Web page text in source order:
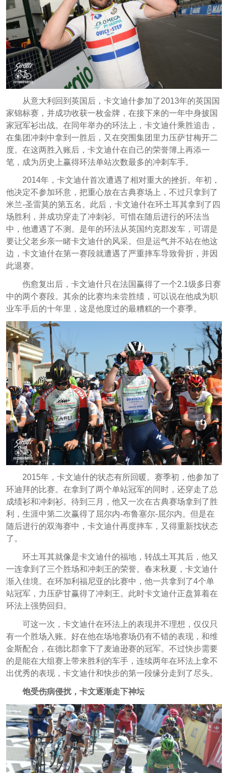
从意大利回到英国后，卡文迪什参加了2013年的英国国
家锦标赛，并成功收获一枚金牌，在接下来的一年中身披国
家冠军衫出战。在同年举办的环法上，卡文迪什乘胜追击，
在集团冲刺中拿到一胜后，又在突围集团里力压萨甘梅开二
度。在这两胜入账后，卡文迪什在自己的荣誉簿上再添一
笔，成为历史上赢得环法单站次数最多的冲刺车手。
2014年，卡文迪什首次遭遇了相对重大的挫折。年初，
他决定不参加环意，把重心放在古典赛场上，不过只拿到了
米兰-圣雷莫的第五名。此后，卡文迪什在环土耳其拿到了四
场胜利，并成功穿走了冲刺衫。可惜在随后进行的环法当
中，他遭遇了不测。是年的环法从英国约克郡发车，可谓是
要让父老乡亲一睹卡文迪什的风采。但是运气并不站在他这
边，卡文迪什在第一赛段就遭遇了严重摔车导致骨折，并因
此退赛。
伤愈复出后，卡文迪什只在法国赢得了一个2.1级多日赛
中的两个赛段。其余的比赛均未尝胜绩，可以说在他成为职
业车手后的十年里，这是他度过的最糟糕的一个赛季。
2015年，卡文迪什的状态有所回暖。赛季初，他参加了
环迪拜的比赛。在拿到了两个单站冠军的同时，还穿走了总
成绩衫和冲刺衫。待到三月，他又一次在古典赛场拿到了胜
利，生涯中第二次赢得了屈尔内-布鲁塞尔-屈尔内。但是在
随后进行的双海赛中，卡文迪什再度摔车，又得重新找状态
了。
环土耳其就像是卡文迪什的福地，转战土耳其后，他又
一连拿到了三个胜场和冲刺王的荣誉。春末秋夏，卡文迪什
渐入佳境。在环加利福尼亚的比赛中，他一共拿到了4个单
站冠军，力压萨甘赢得了冲刺王。此时卡文迪什正盘算着在
环法上强势回归。
可这一次，卡文迪什在环法上的表现并不理想，仅仅只
有一个胜场入账。好在他在场地赛场仍有不错的表现，和维
金斯配合，在德比郡拿下了麦迪逊赛的冠军。不过快步需要
的是能在大组赛上带来胜利的车手，连续两年在环法上拿不
出优秀的表现，卡文迪什和快步的第一段缘分走到了尽头。
饱受伤病侵扰，卡文逐渐走下神坛